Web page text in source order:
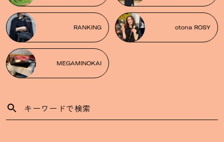
RANKING otona ROSY
MEGAMINOKAI